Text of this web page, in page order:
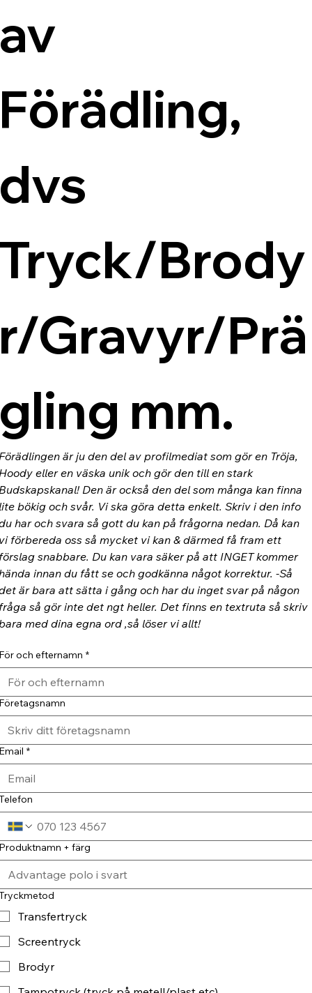
Brody
Gravyr/Prä
mm.
är ju den del av profilmediat som gör en Tröja,
eller en väska unik och gör den till en stark
Den är också den del som många kan finna
bökig och svår. Vi ska göra detta enkelt. Skriv i den info
har och svara så gott du kan på frågorna nedan. Då kan
förbereda oss så mycket vi kan & därmed få fram ett
snabbare. Du kan vara säker på att INGET kommer
innan du fått se och godkänna något korrektur. -Så
är bara att sätta i gång och har du inget svar på någon
så gör inte det ngt heller. Det finns en textruta så skriv
med dina egna ord ,så löser vi allt!
och efternamn *
*
+ färg
Transfertryck
Screentryck
Brodyr